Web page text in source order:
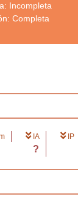
Incompleta
Completa
IA
?
IP